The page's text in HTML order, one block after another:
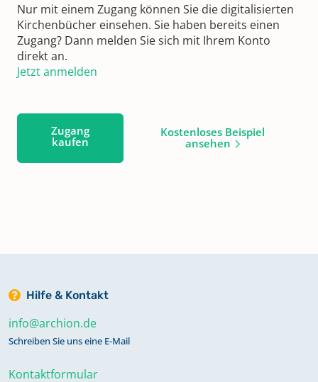
Nur mit einem Zugang können Sie die digitalisierten
Kirchenbücher einsehen. Sie haben bereits einen
Zugang? Dann melden Sie sich mit Ihrem Konto
direkt an.
Jetzt anmelden
Zugang
kaufen
Kostenloses Beispiel
ansehen
Hilfe & Kontakt
info@archion.de
Schreiben Sie uns eine E-Mail
Kontaktformular